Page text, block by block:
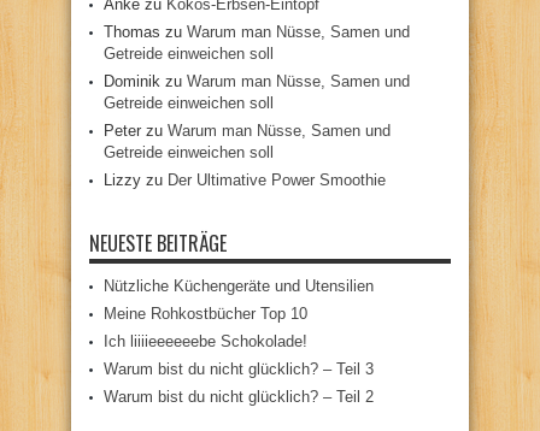
Anke zu Kokos-Erbsen-Eintopf
Thomas zu Warum man Nüsse, Samen und
Getreide einweichen soll
Dominik zu Warum man Nüsse, Samen und
Getreide einweichen soll
Peter zu Warum man Nüsse, Samen und
Getreide einweichen soll
Lizzy zu Der Ultimative Power Smoothie
NEUESTE BEITRÄGE
Nützliche Küchengeräte und Utensilien
Meine Rohkostbücher Top 10
Ich liiiieeeeeebe Schokolade!
Warum bist du nicht glücklich? – Teil 3
Warum bist du nicht glücklich? – Teil 2